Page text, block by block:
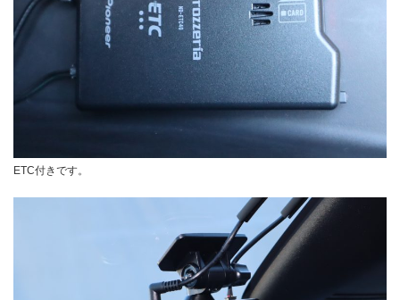
ETC付きです。